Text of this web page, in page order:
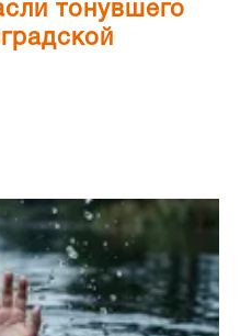
тонувшего